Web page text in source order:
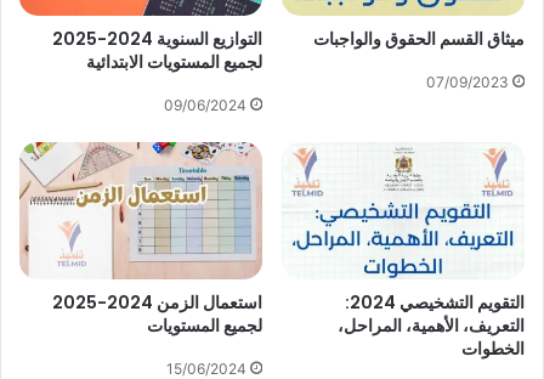
ميثاق القسم الحقوق والواجبات
07/09/2023
التوازيع السنوية 2024-2025
لجميع المستويات الابتدائية
09/06/2024
التقويم التشخيصي 2024:
التعريف، الأهمية، المراحل،
الخطوات
استعمال الزمن 2024-2025
لجميع المستويات
15/06/2024